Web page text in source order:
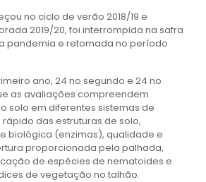
no ciclo de verão 2018/19 e
2019/20, foi interrompida na safra
pandemia e retomada no período
ano, 24 no segundo e 24 no
as avaliações compreendem
solo em diferentes sistemas de
das estruturas de solo,
biológica (enzimas), qualidade e
proporcionada pela palhada,
de espécies de nematoides e
de vegetação no talhão.